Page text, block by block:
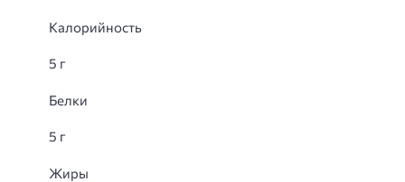
Калорийность
5 г
Белки
5 г
Жиры